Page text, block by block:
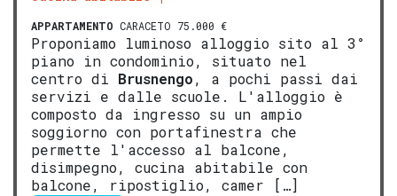
APPARTAMENTO CARACETO 75.000 €
Proponiamo luminoso alloggio sito al 3°
piano in condominio, situato nel
centro di Brusnengo, a pochi passi dai
servizi e dalle scuole. L'alloggio è
composto da ingresso su un ampio
soggiorno con portafinestra che
permette l'accesso al balcone,
disimpegno, cucina abitabile con
balcone, ripostiglio, camer […]